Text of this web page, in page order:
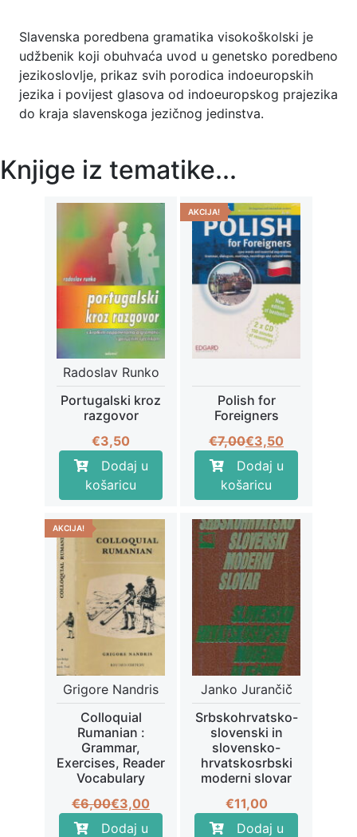
Slavenska poredbena gramatika visokoškolski je
udžbenik koji obuhvaća uvod u genetsko poredbeno
jezikoslovlje, prikaz svih porodica indoeuropskih
jezika i povijest glasova od indoeuropskog prajezika
do kraja slavenskoga jezičnog jedinstva.
Knjige iz tematike...
Radoslav Runko
Portugalski kroz
razgovor
€3,50
Dodaj u
košaricu
AKCIJA!
Polish for
Foreigners
€7,00Izvorna
cijena
bila
je:
€7,00.
€3,50
Trenutna
cijena
je:
€3,50.
Dodaj u
košaricu
AKCIJA!
Grigore Nandris
Colloquial
Rumanian :
Grammar,
Exercises, Reader
Vocabulary
€6,00Izvorna
cijena
€3,00
Trenutna
cijena
Dodaj u
Janko Jurančič
Srbskohrvatsko-
slovenski in
slovensko-
hrvatskosrbski
moderni slovar
€11,00
Dodaj u